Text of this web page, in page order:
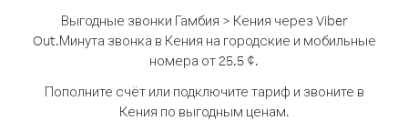
Выгодные звонки Гамбия > Кения через Viber
Out.Минута звонка в Кения на городские и мобильные
номера от 25.5 ¢.
Пополните счёт или подключите тариф и звоните в
Кения по выгодным ценам.